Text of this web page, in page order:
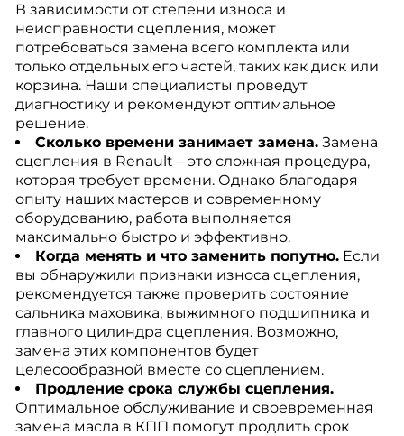
В зависимости от степени износа и
неисправности сцепления, может
потребоваться замена всего комплекта или
только отдельных его частей, таких как диск или
корзина. Наши специалисты проведут
диагностику и рекомендуют оптимальное
решение.
Сколько времени занимает замена.Замена
сцепления в Renault – это сложная процедура,
которая требует времени. Однако благодаря
опыту наших мастеров и современному
оборудованию, работа выполняется
максимально быстро и эффективно.
Когда менять и что заменить попутно.Если
вы обнаружили признаки износа сцепления,
рекомендуется также проверить состояние
сальника маховика, выжимного подшипника и
главного цилиндра сцепления. Возможно,
замена этих компонентов будет
целесообразной вместе со сцеплением.
Продление срока службы сцепления.
Оптимальное обслуживание и своевременная
замена масла в КПП помогут продлить срок